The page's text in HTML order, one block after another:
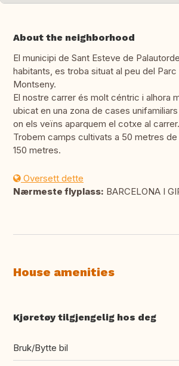
About the neighborhood
El municipi de Sant Esteve de
habitants, es troba situat al peu del Parc
Montseny.
El nostre carrer és molt céntric i alhora
ubicat en una zona de cases
on els veïns aparquem el cotxe al carrer.
Trobem camps cultivats a 50 metres
150 metres.
Oversett dette
Nærmeste flyplass: BARCELONA I
House amenities
Kjøretøy tilgjengelig hos deg
Bruk/Bytte bil